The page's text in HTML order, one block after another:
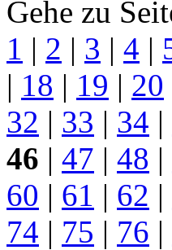
Gehe zu
1 | 2 | 3 | 4 |
| 18 | 19 | 20
32 | 33 | 34 |
46 | 47 | 48 |
60 | 61 | 62 |
74 | 75 | 76 |